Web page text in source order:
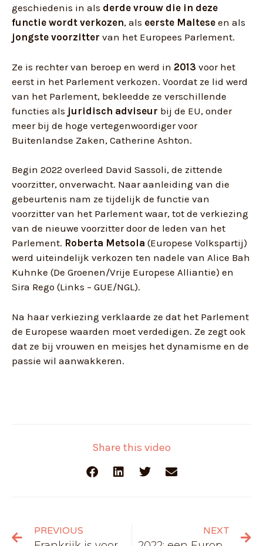
geschiedenis in als derde vrouw die in deze
functie wordt verkozen, als eerste Maltese en als
jongste voorzitter van het Europees Parlement.
Ze is rechter van beroep en werd in 2013 voor het
eerst in het Parlement verkozen. Voordat ze lid werd
van het Parlement, bekleedde ze verschillende
functies als juridisch adviseur bij de EU, onder
meer bij de hoge vertegenwoordiger voor
Buitenlandse Zaken, Catherine Ashton.
Begin 2022 overleed David Sassoli, de zittende
voorzitter, onverwacht. Naar aanleiding van die
gebeurtenis nam ze tijdelijk de functie van
voorzitter van het Parlement waar, tot de verkiezing
van de nieuwe voorzitter door de leden van het
Parlement. Roberta Metsola (Europese Volkspartij)
werd uiteindelijk verkozen ten nadele van Alice Bah
Kuhnke (De Groenen/Vrije Europese Alliantie) en
Sira Rego (Links – GUE/NGL).
Na haar verkiezing verklaarde ze dat het Parlement
de Europese waarden moet verdedigen. Ze zegt ook
dat ze bij vrouwen en meisjes het dynamisme en de
passie wil aanwakkeren.
Share this video
PREVIOUS NEXT